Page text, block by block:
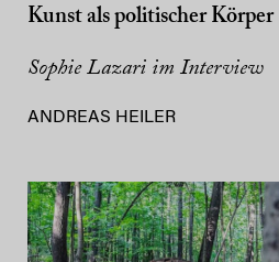
Kunst als politischer Körper
Sophie Lazari im Interview
ANDREAS HEILER